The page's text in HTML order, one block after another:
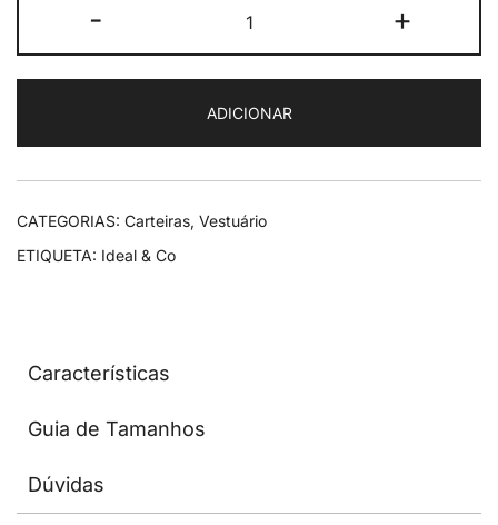
-
de
Ideal
Co
Moreira
Wallet
+
ADICIONAR
CATEGORIAS: Carteiras, Vestuário
ETIQUETA: Ideal & Co
Características
Guia de Tamanhos
Dúvidas